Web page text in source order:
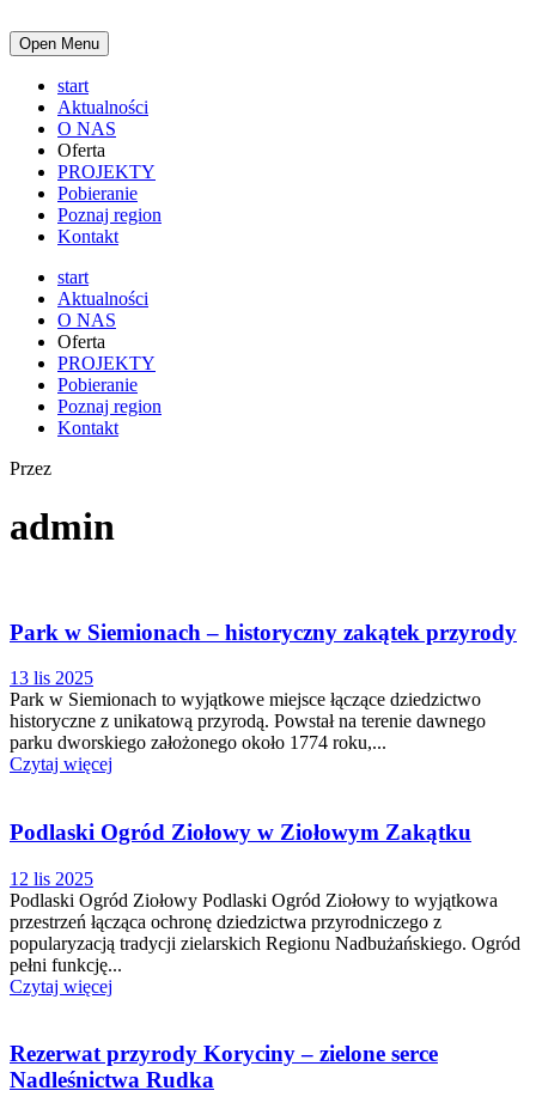
Open Menu
start
Aktualności
O NAS
Oferta
PROJEKTY
Pobieranie
Poznaj region
Kontakt
start
Aktualności
O NAS
Oferta
PROJEKTY
Pobieranie
Poznaj region
Kontakt
Przez
admin
Park w Siemionach – historyczny zakątek przyrody
13 lis 2025
Park w Siemionach to wyjątkowe miejsce łączące dziedzictwo
historyczne z unikatową przyrodą. Powstał na terenie dawnego
parku dworskiego założonego około 1774 roku,...
Czytaj więcej
Podlaski Ogród Ziołowy w Ziołowym Zakątku
12 lis 2025
Podlaski Ogród Ziołowy Podlaski Ogród Ziołowy to wyjątkowa
przestrzeń łącząca ochronę dziedzictwa przyrodniczego z
popularyzacją tradycji zielarskich Regionu Nadbużańskiego. Ogród
pełni funkcję...
Czytaj więcej
Rezerwat przyrody Koryciny – zielone serce
Nadleśnictwa Rudka